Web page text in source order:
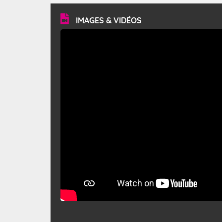
vitesse moyenne de 50 km/h et atteindre 80 à 100 km/h
en rafales, parfois davantage. Il parcourt la basse vallée
du Rhône et la Provence et envahit le littoral
méditerranéen à partir de la Camargue.
IMAGES & VIDÉOS